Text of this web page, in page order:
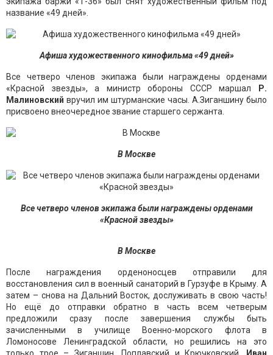
название «49 дней».
Афиша художественного кинофильма «49 дней»
Все четверо членов экипажа были награждены орденами
«Красной звезды», а министр обороны СССР маршал
Р.
Малиновский вручил им штурманские часы. А.Зиганшину было
присвоено внеочередное звание старшего сержанта.
В Москве
Все четверо членов экипажа были награждены орденами
«Красной звезды»
В Москве
После награждения орденоносцев отправили для
восстановления сил в военный санаторий в Гурзуфе в Крыму. А
затем – снова на Дальний Восток, дослуживать в свою часть!
Но ещё до отправки обратно в часть всем четверым
предложили сразу после завершения службы быть
зачисленными в училище Военно-морского флота в
Ломоносове Ленинградской области, но решились на это